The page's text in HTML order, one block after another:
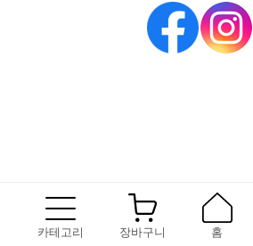
카테고리 장바구니 홈